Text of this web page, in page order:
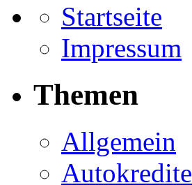
Startseite
Impressum
Themen
Allgemein
Autokredite